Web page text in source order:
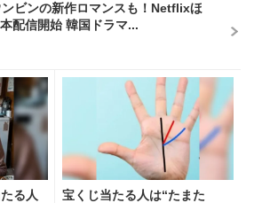
ビンの新作ロマンスも！Netflixほ
配信開始 韓国ドラマ...
る人
宝くじ当たる人は“たまた